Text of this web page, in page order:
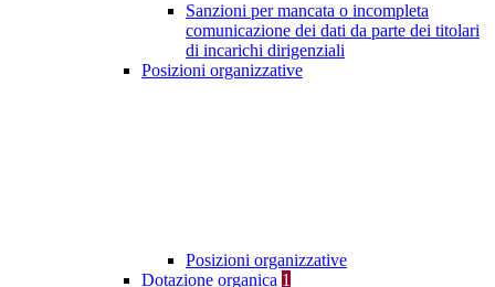
Sanzioni per mancata o incompleta
comunicazione dei dati da parte dei titolari
di incarichi dirigenziali
Posizioni organizzative
Posizioni organizzative
Dotazione organica 1